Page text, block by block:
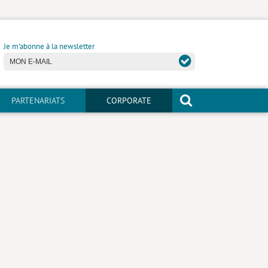
Je m'abonne à la newsletter
PARTENARIATS CORPORATE